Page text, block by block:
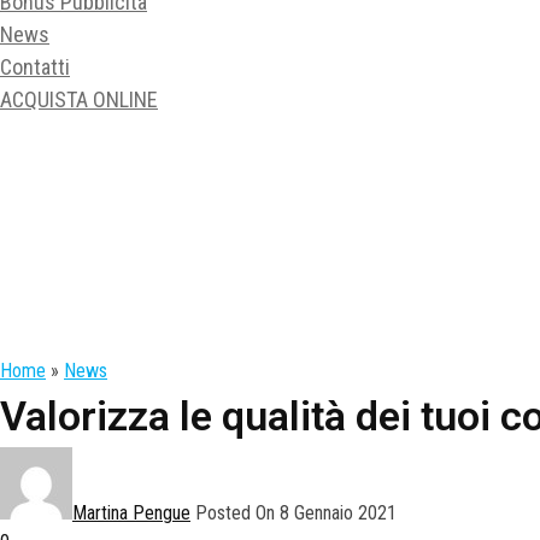
News
Contatti
ACQUISTA ONLINE
Home » News
Valorizza le qualità dei tuoi
Martina Pengue Posted On 8 Gennaio 2021